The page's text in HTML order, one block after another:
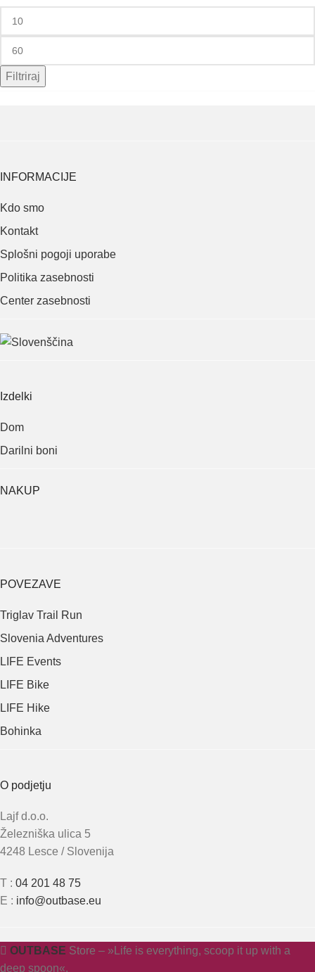
Filtriraj
INFORMACIJE
Kdo smo
Kontakt
Splošni pogoji uporabe
Politika zasebnosti
Center zasebnosti
Izdelki
Dom
Darilni boni
NAKUP
POVEZAVE
Triglav Trail Run
Slovenia Adventures
LIFE Events
LIFE Bike
LIFE Hike
Bohinka
O podjetju
Lajf d.o.o.
Železniška ulica 5
4248 Lesce / Slovenija
T : 04 201 48 75
E : info@outbase.eu
OUTBASE Store – »Life is everything, scoop it up with a
deep spoon«.